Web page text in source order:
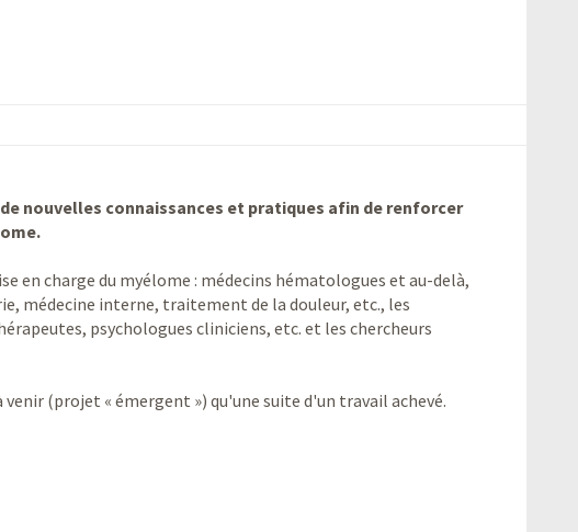
nouvelles connaissances et pratiques afin de renforcer
en charge du myélome : médecins hématologues et au-delà,
médecine interne, traitement de la douleur, etc., les
psychologues cliniciens, etc. et les chercheurs
(projet « émergent ») qu'une suite d'un travail achevé.